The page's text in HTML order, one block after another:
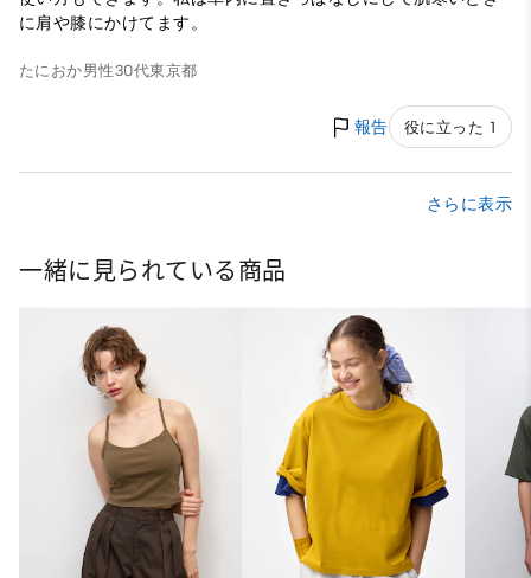
に肩や膝にかけてます。
たにおか男性30代東京都
報告 役に立った 1
さらに表示
一緒に見られている商品